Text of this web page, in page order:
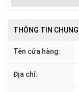
THÔNG TIN CHUNG
Tên cửa hàng:
Địa chỉ: